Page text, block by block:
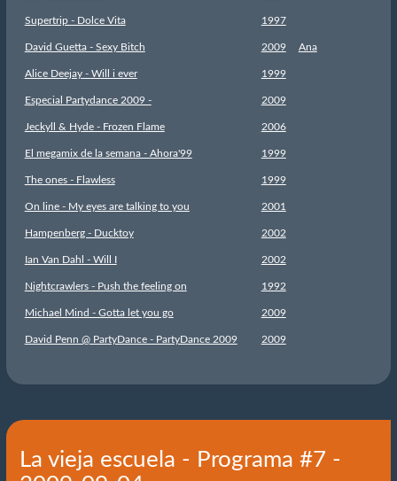
Supertrip - Dolce Vita 1997
David Guetta - Sexy Bitch 2009 Ana
Alice Deejay - Will i ever 1999
Especial Partydance 2009 - 2009
Jeckyll & Hyde - Frozen Flame 2006
El megamix de la semana - Ahora'99 1999
The ones - Flawless 1999
On line - My eyes are talking to you 2001
Hampenberg - Ducktoy 2002
Ian Van Dahl - Will I 2002
Nightcrawlers - Push the feeling on 1992
Michael Mind - Gotta let you go 2009
David Penn @ PartyDance - PartyDance 2009 2009
La vieja escuela - Programa #7 -